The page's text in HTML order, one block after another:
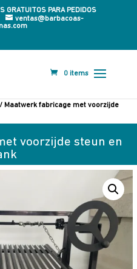
PARA PEDIDOS
ventas@barbacoas-
0 items
/ Maatwerk fabricage met voorzijde
voorzijde steun en